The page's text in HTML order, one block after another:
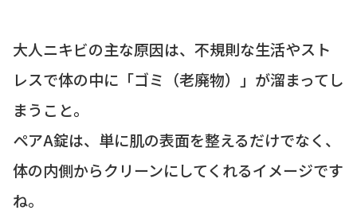
大人ニキビの主な原因は、不規則な生活やスト
レスで体の中に「ゴミ（老廃物）」が溜まってし
まうこと。
ペアA錠は、単に肌の表面を整えるだけでなく、
体の内側からクリーンにしてくれるイメージです
ね。